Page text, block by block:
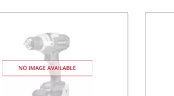
Lakaisukoneet